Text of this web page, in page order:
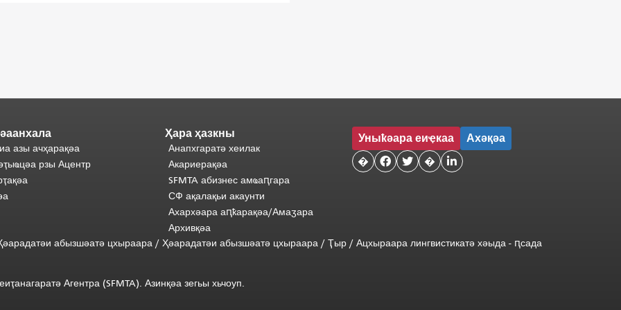
азы ачҳарақәа
рзы Ацентр
Ҳара ҳазкны
Анапхгаратә хеилак
Акариерақәа
SFMTA абизнес амҩаԥгара
СФ ақалақьи акаунти
Ахархәара аԥҟарақәа/Амаӡара
Архивқәа
Уныҟәара еиҿкаа Ахәқәа
�   � 
абызшәатә цхыраара / Ҳәарадатәи абызшәатә цхыраара / Ҭыр / Ацхыраара лингвистикатә хәыда - ԥсада
Агентра (SFMTA). Азинқәа зегьы хьчоуп.